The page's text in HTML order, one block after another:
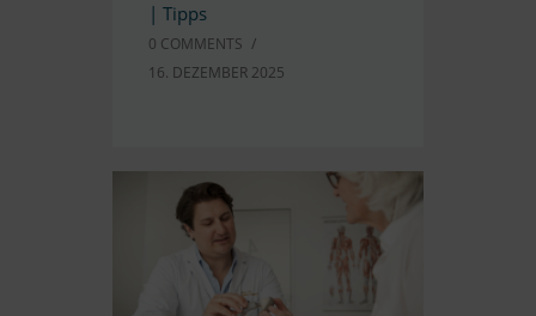
| Tipps
0 COMM­ENTS /
16. DE­ZEM­BER 2025